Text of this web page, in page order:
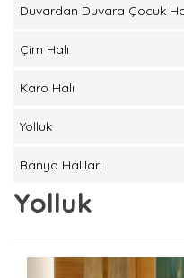
Duvardan Duvara Çocuk
Çim Halı
Karo Halı
Yolluk
Banyo Halıları
Yolluk